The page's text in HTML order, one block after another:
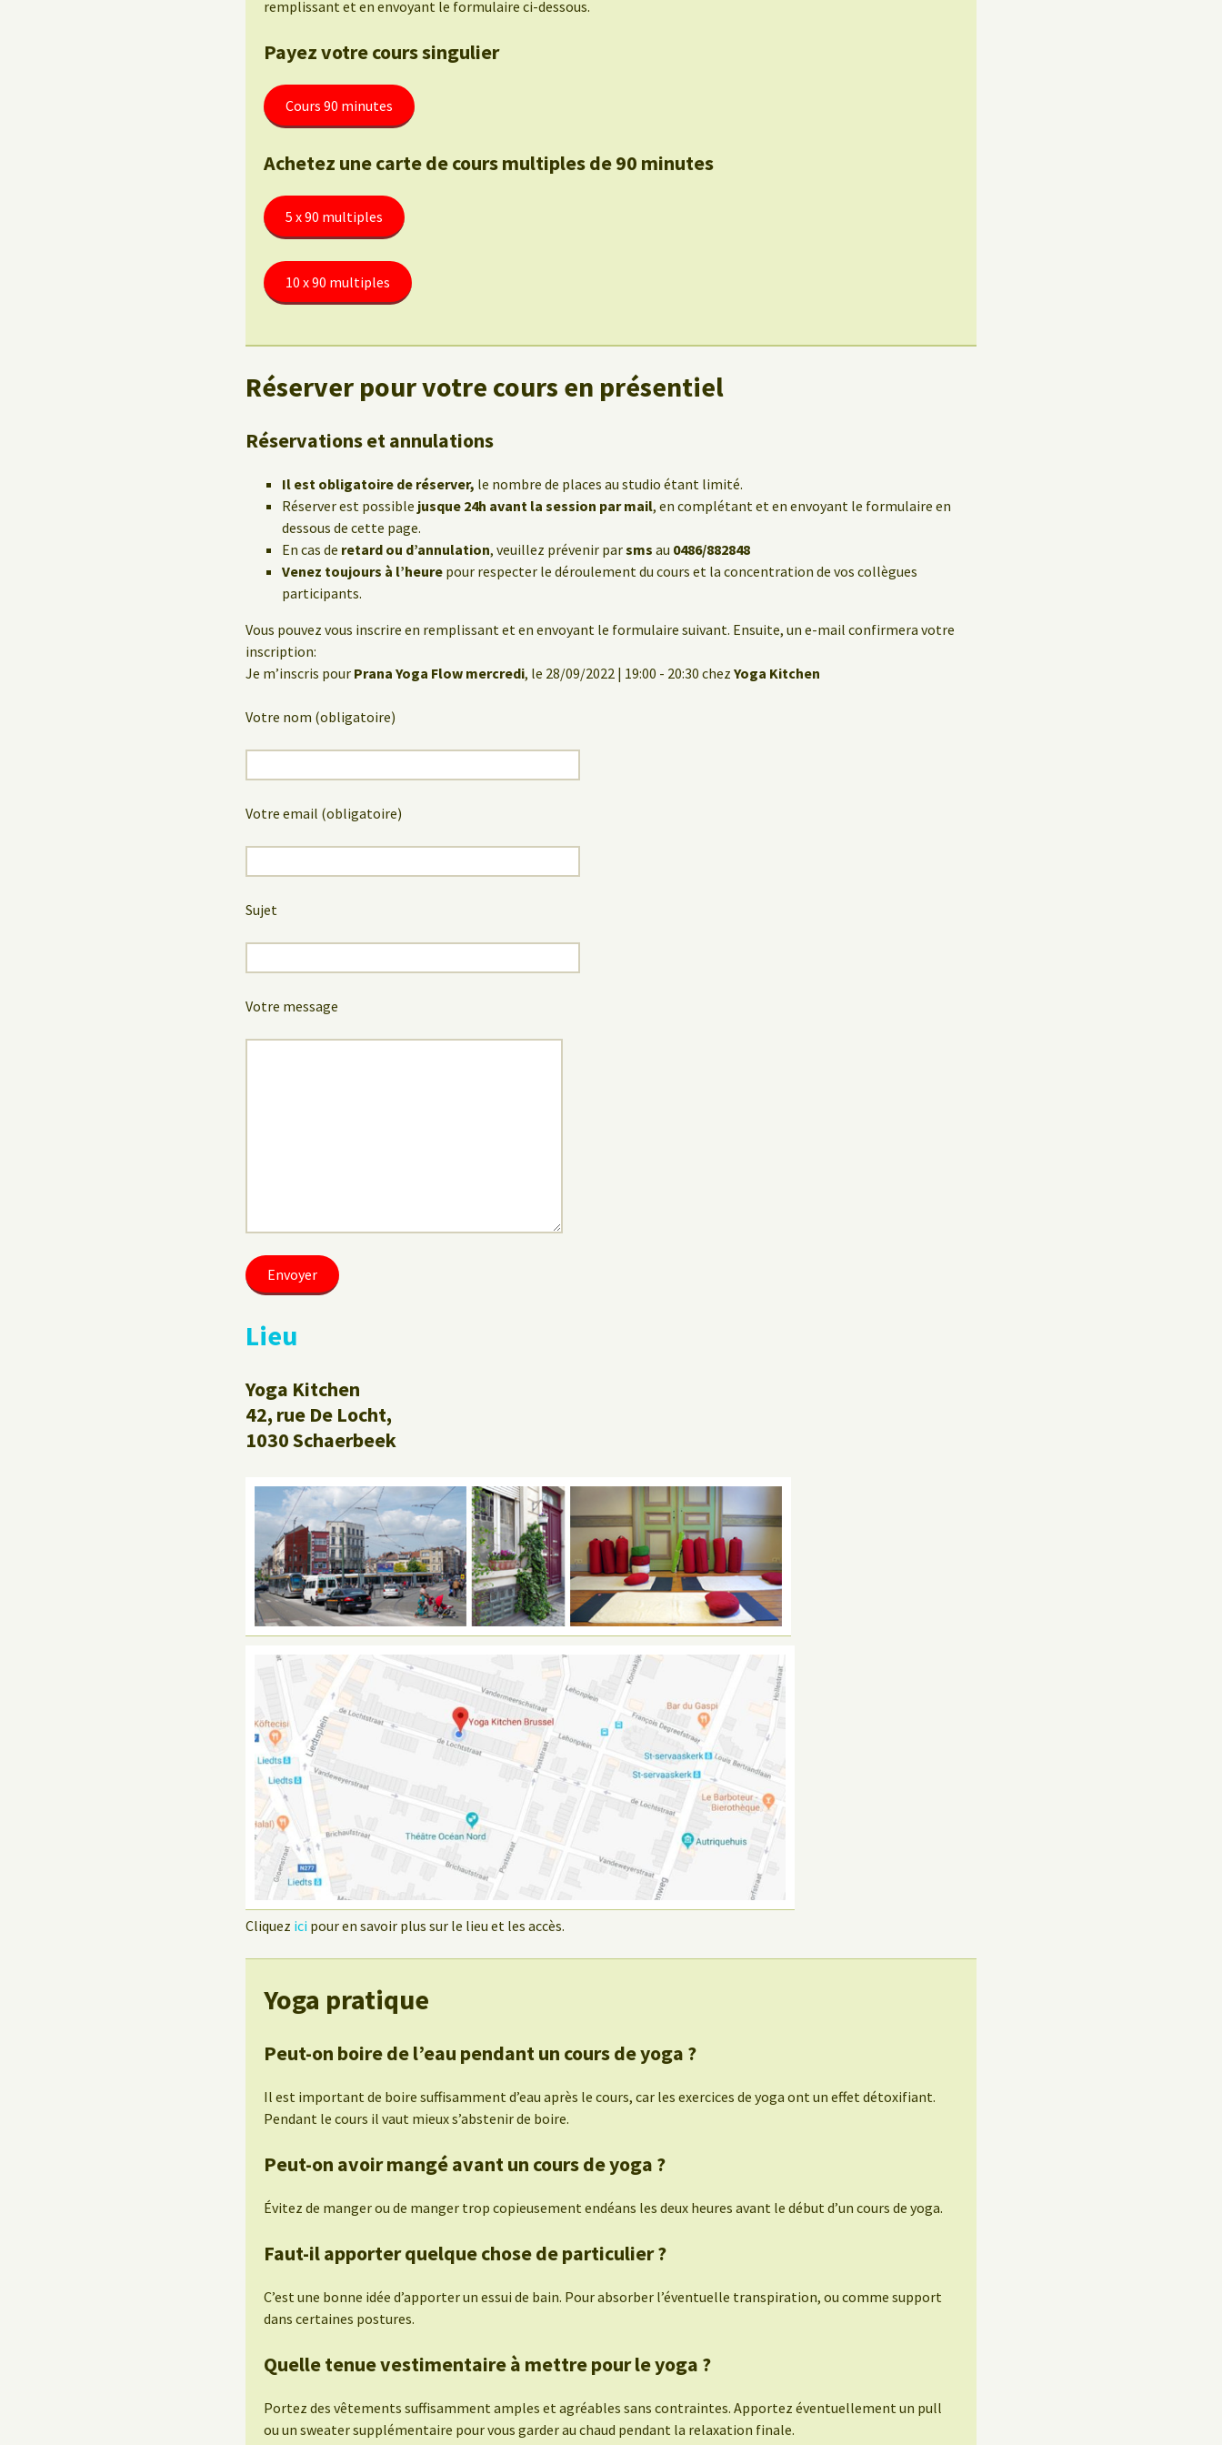
remplissant et en envoyant le formulaire ci-dessous.
Payez votre cours singulier
Cours 90 minutes
Achetez une carte de cours multiples de 90 minutes
5 x 90 multiples
10 x 90 multiples
Réserver pour votre cours en présentiel
Réservations et annulations
Il est obligatoire de réserver, le nombre de places au studio étant limité.
Réserver est possible jusque 24h avant la session par mail, en complétant et en envoyant le formulaire en
dessous de cette page.
En cas de retard ou d’annulation, veuillez prévenir parsms au 0486/882848
Venez toujours à l’heure pour respecter le déroulement du cours et la concentration de vos collègues
participants.
Vous pouvez vous inscrire en remplissant et en envoyant le formulaire suivant. Ensuite, un e-mail confirmera votre
inscription:
Je m’inscris pour Prana Yoga Flow mercredi, le 28/09/2022 | 19:00 - 20:30 chez Yoga Kitchen
Votre nom (obligatoire)
Votre email (obligatoire)
Sujet
Votre message
Lieu
Yoga Kitchen
42, rue De Locht,
1030 Schaerbeek
Cliquez ici pour en savoir plus sur le lieu et les accès.
Yoga pratique
Peut-on boire de l’eau pendant un cours de yoga ?
Il est important de boire suffisamment d’eau après le cours, car les exercices de yoga ont un effet détoxifiant.
Pendant le cours il vaut mieux s’abstenir de boire.
Peut-on avoir mangé avant un cours de yoga ?
Évitez de manger ou de manger trop copieusement endéans les deux heures avant le début d’un cours de yoga.
Faut-il apporter quelque chose de particulier ?
C’est une bonne idée d’apporter un essui de bain. Pour absorber l’éventuelle transpiration, ou comme support
dans certaines postures.
Quelle tenue vestimentaire à mettre pour le yoga ?
Portez des vêtements suffisamment amples et agréables sans contraintes. Apportez éventuellement un pull
ou un sweater supplémentaire pour vous garder au chaud pendant la relaxation finale.